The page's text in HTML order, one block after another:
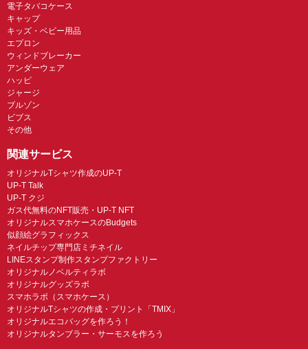
電子タバコケース
キャップ
キッズ・ベビー用品
エプロン
ウィンドブレーカー
アンダーウェア
ハッピ
ジャージ
ブルゾン
ビブス
その他
関連サービス
オリジナルTシャツ作成のUP-T
UP-T Talk
UP-T クジ
ガス代無料のNFT販売・UP-T NFT
オリジナルスマホケースのBudgets
似顔絵グラフィックス
ネイルチップ専門店ミチネイル
LINEスタンプ制作スタンプファクトリー
オリジナルノベルティラボ
オリジナルグッズラボ
スマホラボ（スマホケース）
オリジナルTシャツの作成・プリント「TMIX」
オリジナルエコバッグを作ろう！
オリジナルタンブラー・サーモスを作ろう